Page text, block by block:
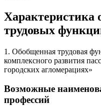
Характеристика
трудовых
1. Обобщенная трудовая
комплексного развития
городских агломерациях»
Возможные
профессий